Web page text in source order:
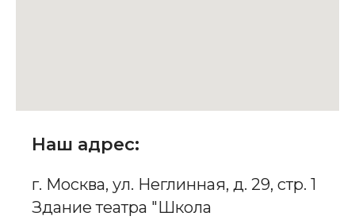
Наш адрес:
г. Москва, ул. Неглинная, д. 29, стр. 1
Здание театра "Школа